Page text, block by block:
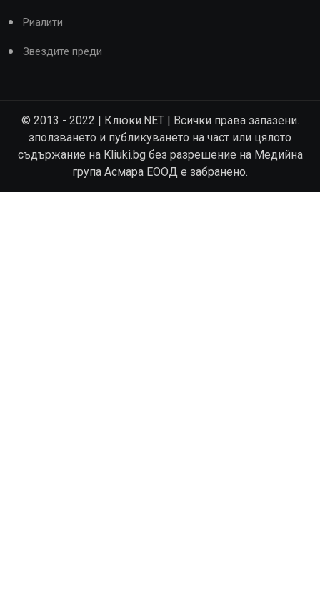
Риалити
Звездите преди
© 2013 - 2022 | Клюки.NET | Всички права запазени.
зползването и публикуването на част или цялото
съдържание на Kliuki.bg без разрешение на Медийна
група Асмара ЕООД е забранено.